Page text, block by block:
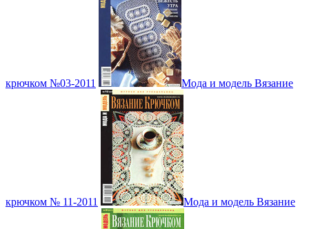
крючком №03-2011 Мода и модель Вязание
крючком № 11-2011 Мода и модель Вязание